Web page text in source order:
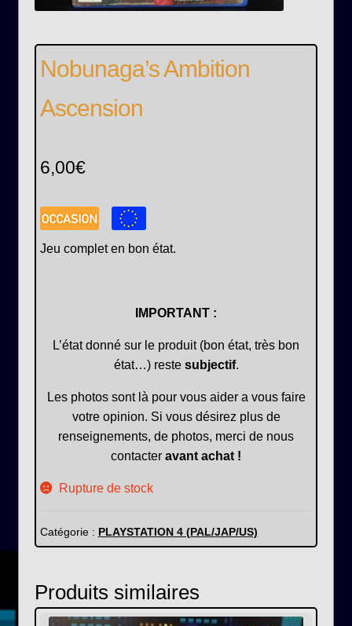
Nobunaga’s Ambition
Ascension
6,00€
Jeu complet en bon état.
IMPORTANT :
L’état donné sur le produit (bon état, très bon
état…) reste subjectif.
Les photos sont là pour vous aider a vous faire
votre opinion. Si vous désirez plus de
renseignements, de photos, merci de nous
contacter avant achat !
Rupture de stock
Catégorie : PLAYSTATION 4 (PAL/JAP/US)
Produits similaires